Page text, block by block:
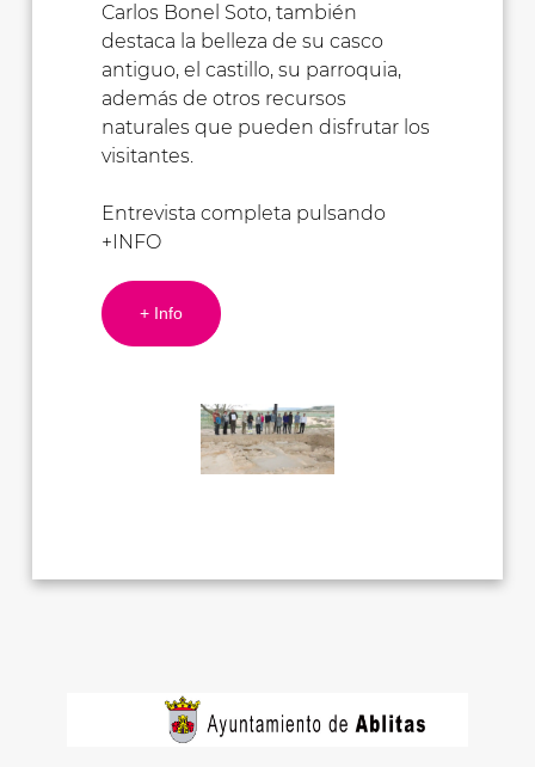
Carlos Bonel Soto, también
destaca la belleza de su casco
antiguo, el castillo, su parroquia,
además de otros recursos
naturales que pueden disfrutar los
visitantes.
Entrevista completa pulsando
+INFO
+ Info